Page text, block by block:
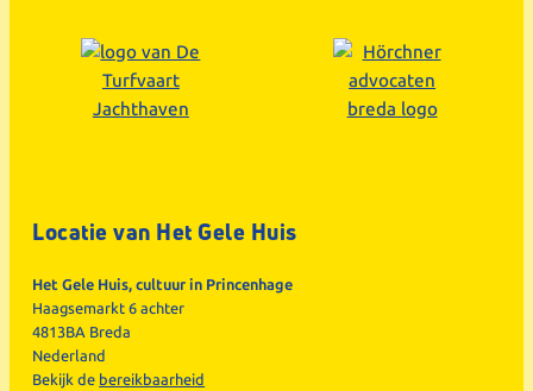
Locatie van Het Gele Huis
Het Gele Huis, cultuur in Princenhage
Haagsemarkt 6 achter
4813BA Breda
Nederland
Bekijk de bereikbaarheid